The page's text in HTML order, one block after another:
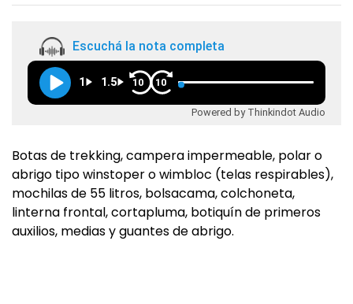
Escuchá la nota completa
1 1.5 10 10
Powered by Thinkindot Audio
Botas de trekking, campera impermeable, polar o
abrigo tipo winstoper o wimbloc (telas respirables),
mochilas de 55 litros, bolsacama, colchoneta,
linterna frontal, cortapluma, botiquín de primeros
auxilios, medias y guantes de abrigo.